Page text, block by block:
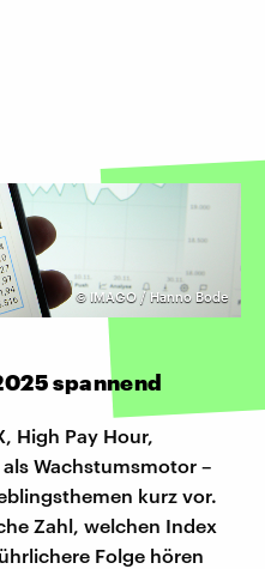
© IMAGO / Hanno Bode
spannend
High Pay Hour,
Wachstumsmotor –
kurz vor.
Zahl, welchen Index
Folge hören